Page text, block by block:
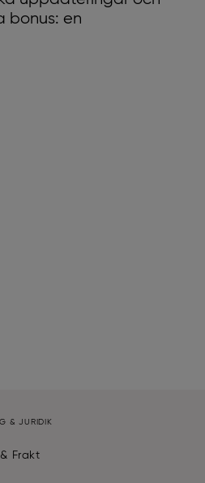
bonus: en
& JURIDIK
Frakt